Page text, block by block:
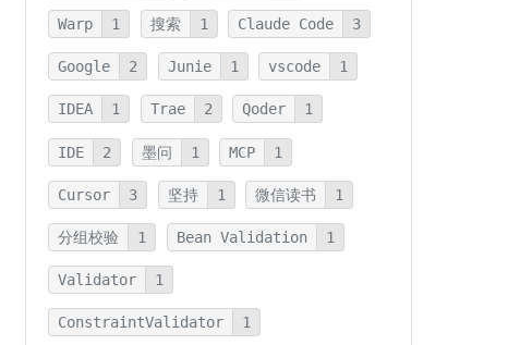
Warp 1 搜索 1 Claude Code 3
Google 2 Junie 1 vscode 1
IDEA 1 Trae 2 Qoder 1
IDE 2 墨问 1 MCP 1
Cursor 3 坚持 1 微信读书 1
分组校验 1 Bean Validation 1
Validator 1
ConstraintValidator 1